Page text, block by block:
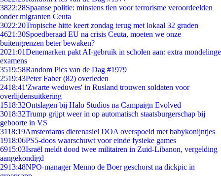
3822:28Spaanse politie: minstens tien voor terrorisme veroordeelden
onder migranten Ceuta
3022:20Tropische hitte keert zondag terug met lokaal 32 graden
4621:30Spoedberaad EU na crisis Ceuta, moeten we onze
buitengrenzen beter bewaken?
2021:01Denemarken pakt AI-gebruik in scholen aan: extra mondelinge
examens
3519:58Random Pics van de Dag #1979
2519:43Peter Faber (82) overleden
2418:41'Zwarte weduwes' in Rusland trouwen soldaten voor
overlijdensuitkering
1518:32Ontslagen bij Halo Studios na Campaign Evolved
3018:32Trump grijpt weer in op automatisch staatsburgerschap bij
geboorte in VS
3118:19Amsterdams dierenasiel DOA overspoeld met babykonijntjes
1918:06PS5-doos waarschuwt voor einde fysieke games
6915:03Israël meldt dood twee militairen in Zuid-Libanon, vergelding
aangekondigd
2913:48NPO-manager Menno de Boer geschorst na dickpic in